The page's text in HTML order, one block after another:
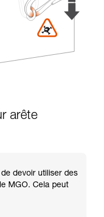
arête
devoir utiliser des
MGO. Cela peut